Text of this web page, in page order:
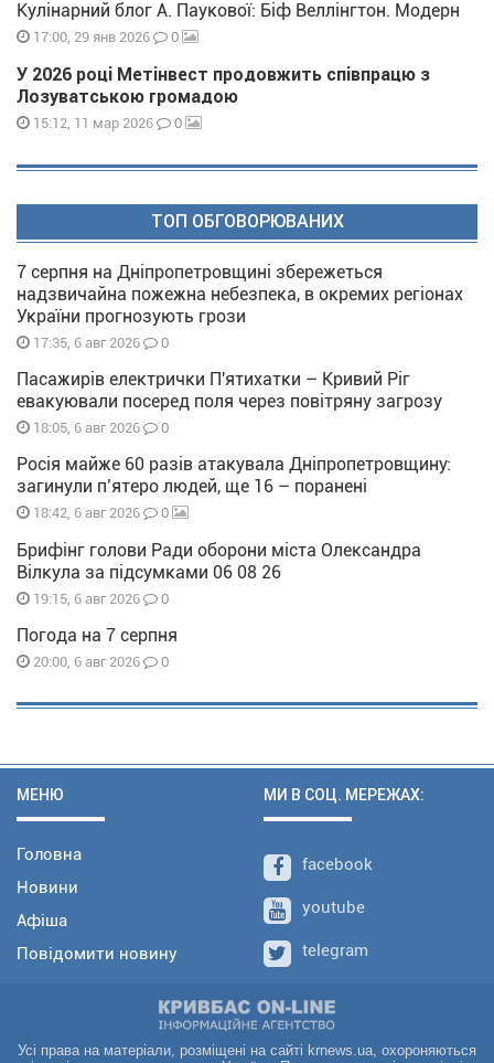
Кулінарний блог А. Паукової: Біф Веллінгтон. Модерн
17:00, 29 янв 2026 0
У 2026 році Метінвест продовжить співпрацю з
Лозуватською громадою
15:12, 11 мар 2026 0
ТОП ОБГОВОРЮВАНИХ
7 серпня на Дніпропетровщині збережеться
надзвичайна пожежна небезпека, в окремих регіонах
України прогнозують грози
17:35, 6 авг 2026 0
Пасажирів електрички П'ятихатки – Кривий Ріг
евакуювали посеред поля через повітряну загрозу
18:05, 6 авг 2026 0
Росія майже 60 разів атакувала Дніпропетровщину:
загинули п’ятеро людей, ще 16 – поранені
18:42, 6 авг 2026 0
Брифінг голови Ради оборони міста Олександра
Вілкула за підсумками 06 08 26
19:15, 6 авг 2026 0
Погода на 7 серпня
20:00, 6 авг 2026 0
МЕНЮ
Головна
Новини
Афіша
Повідомити новину
МИ В СОЦ. МЕРЕЖАХ:
facebook
youtube
telegram
Усі права на матеріали, розміщені на сайті krnews.ua, охороняються